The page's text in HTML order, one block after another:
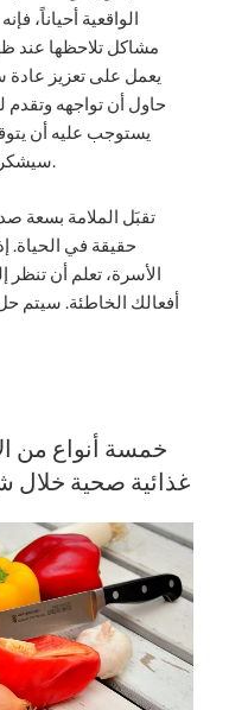
الواقعية أحياناً،
مشاكل تلاحظها عند
يعمل على تعزيز عادة
حاول أن تواجهه وتقدم
يستوجب عليه أن
سيشكرك على تلك النصيحة في الأمد الطويل.
حقيقة في الحياة.
الأسرة، تعلم أن تنظر
أفعالك الخاطئة. سيتم
خمسة أنواع من
غذائية صحية